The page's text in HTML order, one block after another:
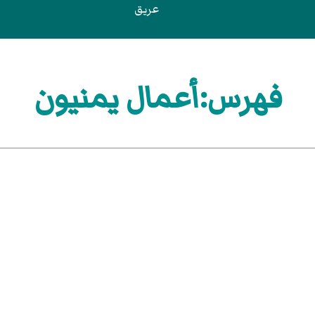
عريق
فهرس:أعمال يمنيون